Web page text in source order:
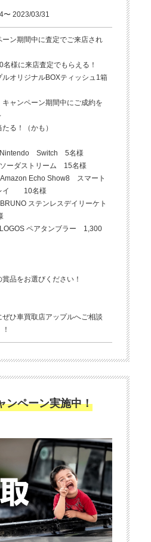
〜 2023/03/31
ーン期間中に査定でご来店され
名様に来店査定でもらえる！
オリジナルBOXティッシュ1箱
キャンペーン期間中にご成約を
る！（かも）
Switch 5名様
ダストリーム 15名様
Echo Show8 スマート
イ 10名様
ステンレスデイリーケト
ペアタンブラー 1,300
品をお選びください！
ぜひ車買取店アップルへご相談
ンペーン実施中！